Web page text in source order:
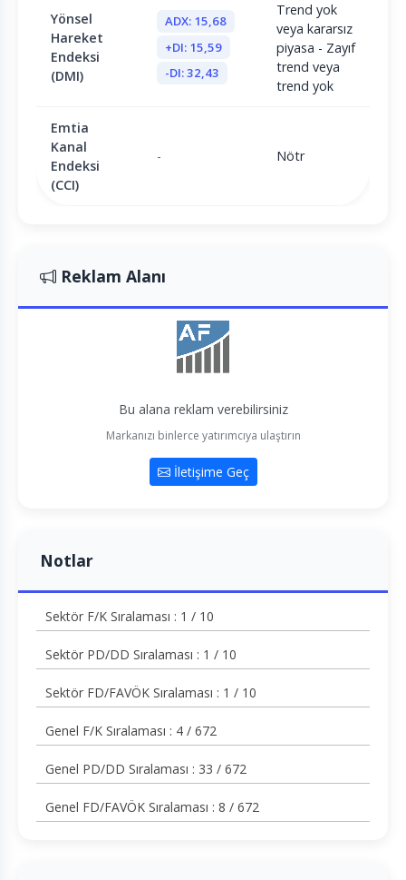
Yönsel
Hareket
Endeksi
(DMI)
ADX: 15,68
+DI: 15,59
-DI: 32,43
Trend yok
veya kararsız
piyasa - Zayıf
trend veya
trend yok
Emtia
Kanal
Endeksi
(CCI)
- Nötr
Reklam Alanı
Bu alana reklam verebilirsiniz
Markanızı binlerce yatırımcıya ulaştırın
İletişime Geç
Notlar
Sektör F/K Sıralaması : 1 / 10
Sektör PD/DD Sıralaması : 1 / 10
Sektör FD/FAVÖK Sıralaması : 1 / 10
Genel F/K Sıralaması : 4 / 672
Genel PD/DD Sıralaması : 33 / 672
Genel FD/FAVÖK Sıralaması : 8 / 672